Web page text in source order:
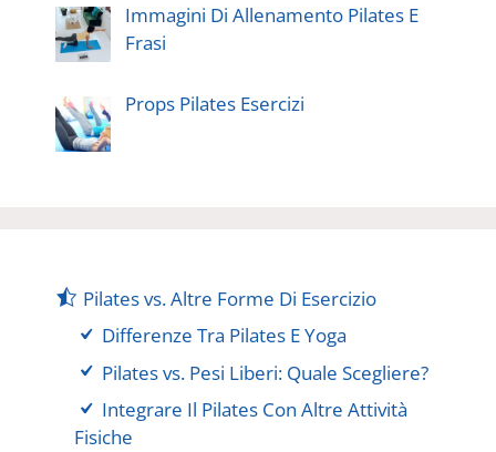
Immagini Di Allenamento Pilates E
Frasi
Props Pilates Esercizi
Pilates vs. Altre Forme Di Esercizio
Differenze Tra Pilates E Yoga
Pilates vs. Pesi Liberi: Quale Scegliere?
Integrare Il Pilates Con Altre Attività
Fisiche